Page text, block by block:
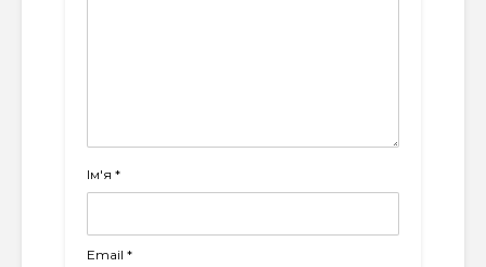
Ім'я *
Email *